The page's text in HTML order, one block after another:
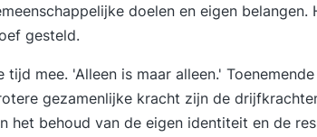
doelen en eigen belangen.
gesteld.
mee. 'Alleen is maar alleen.'
gezamenlijke kracht zijn de
het behoud van de eigen identiteit en de